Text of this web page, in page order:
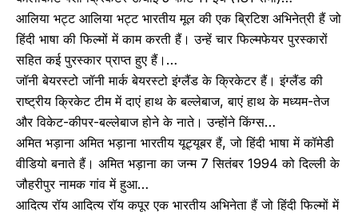
आलिया भट्ट आलिया भट्ट भारतीय मूल की एक ब्रिटिश अभिनेत्री हैं जो
हिंदी भाषा की फिल्मों में काम करती हैं। उन्हें चार फिल्मफेयर पुरस्कारों
सहित कई पुरस्कार प्राप्त हुए हैं।…
जॉनी बेयरस्टो जॉनी मार्क बेयरस्टो इंग्लैंड के क्रिकेटर हैं। इंग्लैंड की
राष्ट्रीय क्रिकेट टीम में दाएं हाथ के बल्लेबाज, बाएं हाथ के मध्यम-तेज
और विकेट-कीपर-बल्लेबाज होने के नाते। उन्होंने किंग्स…
अमित भड़ाना अमित भड़ाना भारतीय यूट्यूबर हैं, जो हिंदी भाषा में कॉमेडी
वीडियो बनाते हैं। अमित भड़ाना का जन्म 7 सितंबर 1994 को दिल्ली के
जौहरीपुर नामक गांव में हुआ…
आदित्य रॉय आदित्य रॉय कपूर एक भारतीय अभिनेता हैं जो हिंदी फिल्मों में